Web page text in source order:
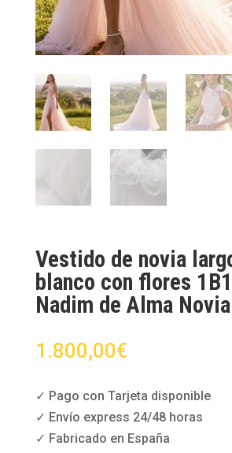
Vestido de novia
blanco con flores
Nadim de Alma Novia
1.800,00€
✓ Pago con Tarjeta disponible
✓ Envío express 24/48 horas
✓ Fabricado en España